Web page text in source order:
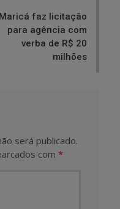
Maricá faz licitação
para agência com
verba de R$ 20
milhões
será publicado.
com *